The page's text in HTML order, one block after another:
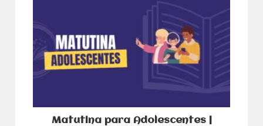
Matutina para Adolescentes |